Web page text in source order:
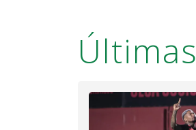
Últimas